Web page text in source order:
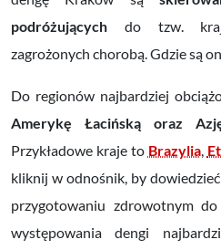
podróżujących do tzw.
zagrożonych chorobą. Gdzie są
Do regionów najbardziej
Amerykę Łacińską oraz
Przykładowe kraje to Brazylia,
kliknij w odnośnik, by
przygotowaniu zdrowotnym
występowania dengi